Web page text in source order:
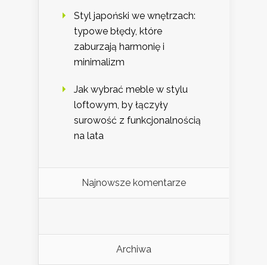
Styl japoński we wnętrzach:
typowe błędy, które
zaburzają harmonię i
minimalizm
Jak wybrać meble w stylu
loftowym, by łączyły
surowość z funkcjonalnością
na lata
Najnowsze komentarze
Archiwa